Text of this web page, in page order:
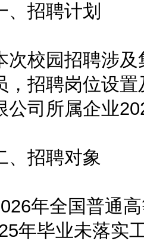
招聘计划
园招聘涉及
，招聘岗位设
公司所属企业
招聘对象
年全国普通高
年毕业未落实